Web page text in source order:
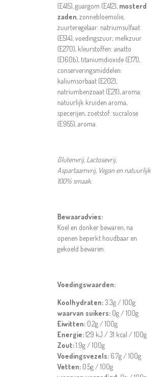
(E415), guargom (E412), mosterd
zaden, zonnebloemolie,
zuurteregelaar: natriumsulfaat
(E514), voedingszuur; melkzuur
(E270), kleurstoffen: anatto
(E160b), titaniumdioxide (E171),
conserveringsmiddelen:
kaliumsorbaat (E202),
natriumbenzoaat (E211), aroma:
natuurlijk kruiden aroma,
specerijen, zoetstof: sucralose
(E955), aroma.
Glutenvrij, Lactosevrij,
Aspartaamvrij, Vegan en natuurlijk
100% smaak.
Bewaaradvies:
Koel en donker bewaren, na
openen beperkt houdbaar en
gekoeld bewaren.
Voedingswaarden:
Koolhydraten:3.3g / 100g
waarvan suikers: 0g / 100g
Eiwitten: 0.2g / 100g
Energie:129 kJ / 31 kcal / 100g
Zout:1.9g / 100g
Voedingsvezels: 6.7g / 100g
Vetten: 0.5g / 100g